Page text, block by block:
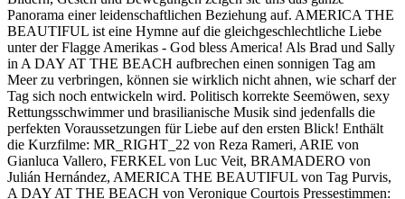
Panorama einer leidenschaftlichen Beziehung auf. AMERICA THE
BEAUTIFUL ist eine Hymne auf die gleichgeschlechtliche Liebe
unter der Flagge Amerikas - God bless America! Als Brad und Sally
in A DAY AT THE BEACH aufbrechen einen sonnigen Tag am
Meer zu verbringen, können sie wirklich nicht ahnen, wie scharf der
Tag sich noch entwickeln wird. Politisch korrekte Seemöwen, sexy
Rettungsschwimmer und brasilianische Musik sind jedenfalls die
perfekten Voraussetzungen für Liebe auf den ersten Blick! Enthält
die Kurzfilme: MR_RIGHT_22 von Reza Rameri, ARIE von
Gianluca Vallero, FERKEL von Luc Veit, BRAMADERO von
Julián Hernández, AMERICA THE BEAUTIFUL von Tag Purvis,
A DAY AT THE BEACH von Veronique Courtois Pressestimmen: